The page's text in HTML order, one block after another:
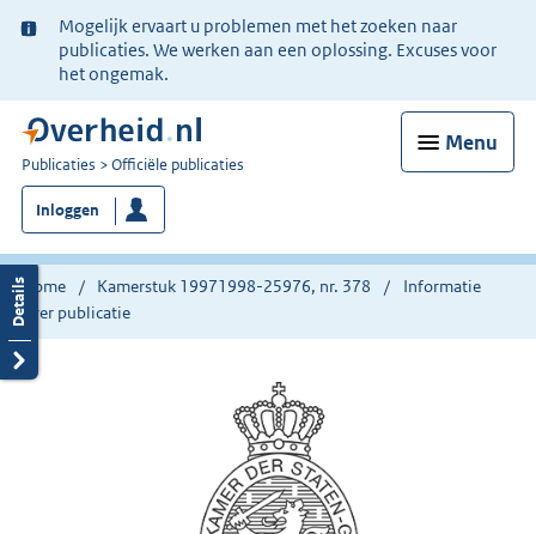
Ter
informatie:
Mogelijk ervaart u problemen met het zoeken naar
publicaties. We werken aan een oplossing. Excuses voor
het ongemak.
Menu
U
bent
nu
hier:
Publicaties Officiële publicaties
Inloggen
Home Kamerstuk 19971998-25976, nr. 378
Informatie
over publicatie